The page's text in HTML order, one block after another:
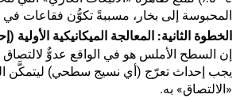
المحبوسة إلى بخار، مسببةً تكوُّن فقاعات في
الخطوة الثانية: المعالجة الميكانيكية الأولية
إن السطح الأملس هو في الواقع عدوٌّ لالتصاق
يجب إحداث تعرّج (أي نسيج سطحي) ليتمكَّن
«الالتصاق» به.